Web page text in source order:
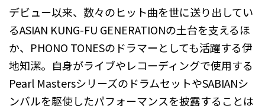
デビュー以来、数々のヒット曲を世に送り出してい
るASIAN KUNG-FU GENERATIONの土台を支えるほ
か、PHONO TONESのドラマーとしても活躍する伊
地知潔。自身がライブやレコーディングで使用する
Pearl MastersシリーズのドラムセットやSABIANシ
ンバルを駆使したパフォーマンスを披露することは